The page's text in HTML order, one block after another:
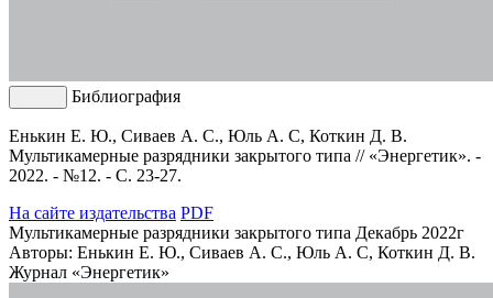
Библиография
Енькин Е. Ю., Сиваев А. С., Юль А. С, Коткин Д. В.
Мультикамерные разрядники закрытого типа // «Энергетик». -
2022. - №12. - С. 23-27.
На сайте издательства PDF
Мультикамерные разрядники закрытого типа Декабрь 2022г
Авторы: Енькин Е. Ю., Сиваев А. С., Юль А. С, Коткин Д. В.
Журнал «Энергетик»